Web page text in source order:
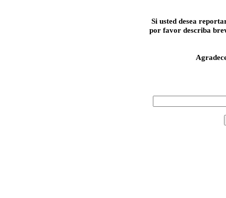
Si usted desea
por favor describa